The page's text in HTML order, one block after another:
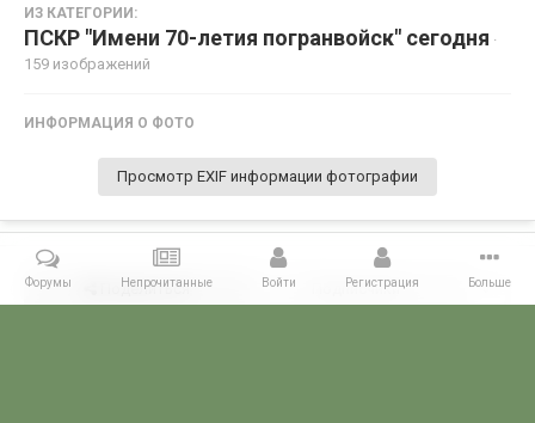
ИЗ КАТЕГОРИИ:
ПСКР "Имени 70-летия погранвойск" сегодня ·
159 изображений
ИНФОРМАЦИЯ О ФОТО
Просмотр EXIF информации фотографии
Поделиться Подписчики 0
Форумы Непрочитанные Войти Регистрация Больше